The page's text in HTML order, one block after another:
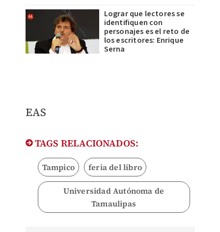
Lograr que lectores se
identifiquen con
personajes es el reto de
los escritores: Enrique
Serna
EAS
TAGS RELACIONADOS:
Tampico feria del libro
Universidad Autónoma de
Tamaulipas